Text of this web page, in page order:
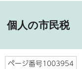
個人の市民税
ページ番号1003954